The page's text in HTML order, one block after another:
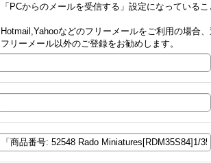
「PCからのメールを受信する」設定になっているこ
Hotmail,Yahooなどのフリーメールをご利用の場合
フリーメール以外のご登録をお勧めします。